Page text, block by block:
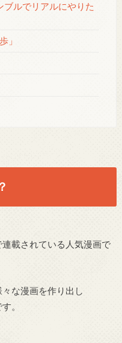
ブルでリアルにやりた
」
連載されている人気漫画で
な漫画を作り出し
。